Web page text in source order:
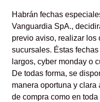
Habrán fechas
Vanguardia SpA.,
previo aviso, realizar los
sucursales. Éstas
largos, cyber monday o
De todas forma, se
manera oportuna y
de compra como en